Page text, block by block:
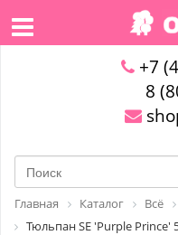
+7
8
Главная Каталог Всё
Тюльпан SE 'Purple Prince'